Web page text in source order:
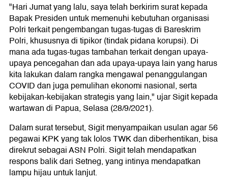
"Hari Jumat yang lalu, saya telah berkirim surat kepada
Bapak Presiden untuk memenuhi kebutuhan organisasi
Polri terkait pengembangan tugas-tugas di Bareskrim
Polri, khususnya di tipikor (tindak pidana korupsi). Di
mana ada tugas-tugas tambahan terkait dengan upaya-
upaya pencegahan dan ada upaya-upaya lain yang harus
kita lakukan dalam rangka mengawal penanggulangan
COVID dan juga pemulihan ekonomi nasional, serta
kebijakan-kebijakan strategis yang lain," ujar Sigit kepada
wartawan di Papua, Selasa (28/9/2021).
Dalam surat tersebut, Sigit menyampaikan usulan agar 56
pegawai KPK yang tak lolos TWK dan diberhentikan, bisa
direkrut sebagai ASN Polri. Sigit telah mendapatkan
respons balik dari Setneg, yang intinya mendapatkan
lampu hijau untuk lanjut.